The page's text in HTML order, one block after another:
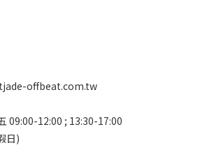
offbeat.com.tw
09:00-12:00 ; 13:30-17:00
日)